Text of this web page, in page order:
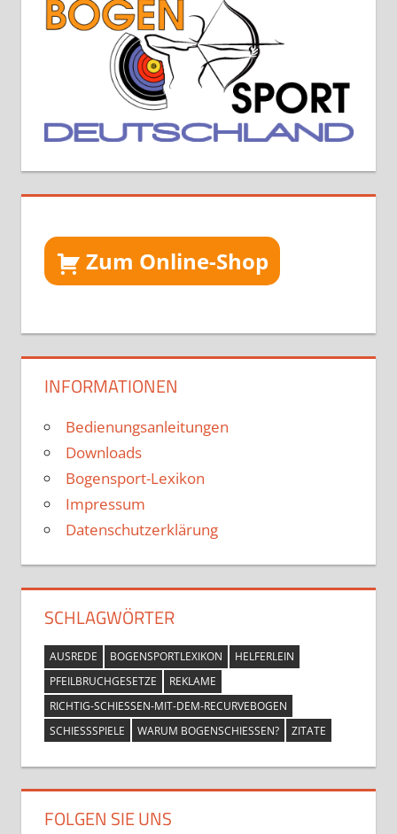
Zum Online-Shop
INFORMATIONEN
Bedienungsanleitungen
Downloads
Bogensport-Lexikon
Impressum
Datenschutzerklärung
SCHLAGWÖRTER
AUSREDE BOGENSPORTLEXIKON
HELFERLEIN
PFEILBRUCHGESETZE
REKLAME
RICHTIG-SCHIESSEN-MIT-DEM-RECURVEBOGEN
SCHIESSSPIELE
WARUM BOGENSCHIESSEN? ZITATE
FOLGEN SIE UNS